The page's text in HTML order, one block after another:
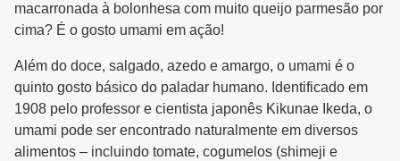
macarronada à bolonhesa com muito queijo parmesão por
cima? É o gosto umami em ação!
Além do doce, salgado, azedo e amargo, o umami é o
quinto gosto básico do paladar humano. Identificado em
1908 pelo professor e cientista japonês Kikunae Ikeda, o
umami pode ser encontrado naturalmente em diversos
alimentos – incluindo tomate, cogumelos (shimeji e